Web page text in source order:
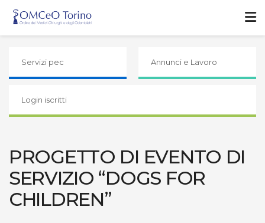
Servizi pec Annunci e Lavoro
Login iscritti
PROGETTO DI EVENTO DI
SERVIZIO “DOGS FOR
CHILDREN”